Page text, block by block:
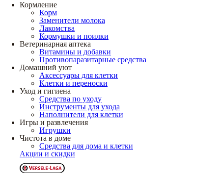
Кормление
Корм
Заменители молока
Лакомства
Кормушки и поилки
Ветеринарная аптека
Витамины и добавки
Противопаразитарные средства
Домашний уют
Аксессуары для клетки
Клетки и переноски
Уход и гигиена
Средства по уходу
Инструменты для ухода
Наполнители для клетки
Игры и развлечения
Игрушки
Чистота в доме
Средства для дома и клетки
Акции и скидки